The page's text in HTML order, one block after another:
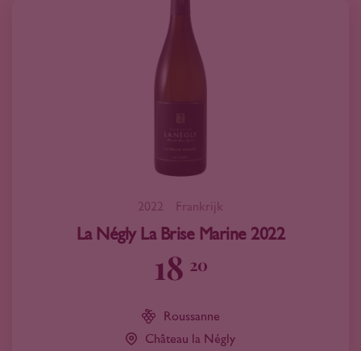
2022 Frankrijk
La Négly La Brise Marine 2022
18 20
Roussanne
Château la Négly